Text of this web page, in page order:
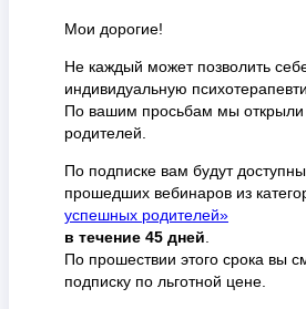
Мои дорогие!
Не каждый может позволить
индивидуальную
По вашим просьбам мы
родителей.
По подписке вам будут
прошедших вебинаров из
успешных родителей»
в течение 45 дней
По прошествии этого срока вы
подписку по льготной цене.